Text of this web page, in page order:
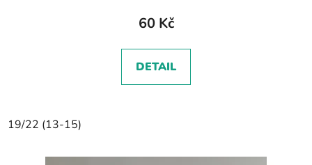
60 Kč
DETAIL
19/22 (13-15)